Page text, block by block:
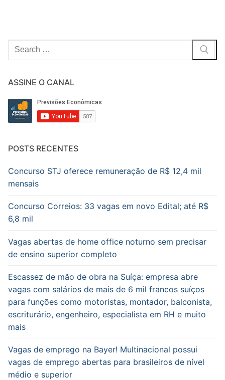
Pesquisar
por:
ASSINE O CANAL
POSTS RECENTES
Concurso STJ oferece remuneração de R$ 12,4 mil
mensais
Concurso Correios: 33 vagas em novo Edital; até R$
6,8 mil
Vagas abertas de home office noturno sem precisar
de ensino superior completo
Escassez de mão de obra na Suíça: empresa abre
vagas com salários de mais de 6 mil francos suíços
para funções como motoristas, montador, balconista,
escriturário, engenheiro, especialista em RH e muito
mais
Vagas de emprego na Bayer! Multinacional possui
vagas de emprego abertas para brasileiros de nível
médio e superior